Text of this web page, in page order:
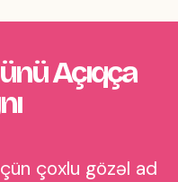
Açıqça
çoxlu gözəl ad